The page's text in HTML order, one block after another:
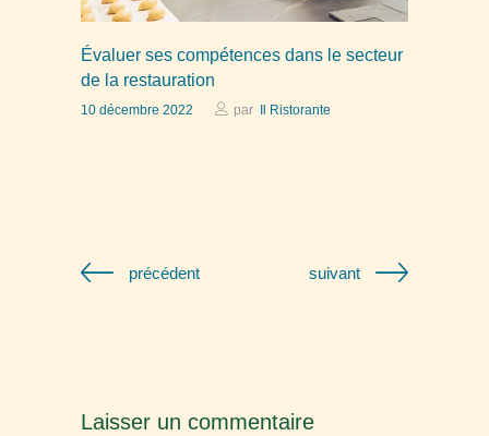
Évaluer ses compétences dans le secteur
de la restauration
10 décembre 2022 par Il Ristorante
précédent suivant
Laisser un commentaire